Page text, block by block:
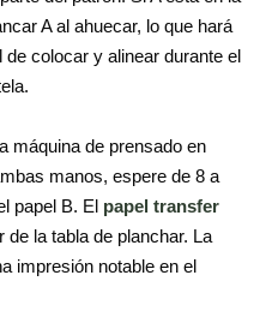
A al ahuecar, lo que hará
colocar y alinear durante el
máquina de prensado en
manos, espere de 8 a
papel B. El papel transfer
de la tabla de planchar. La
impresión notable en el